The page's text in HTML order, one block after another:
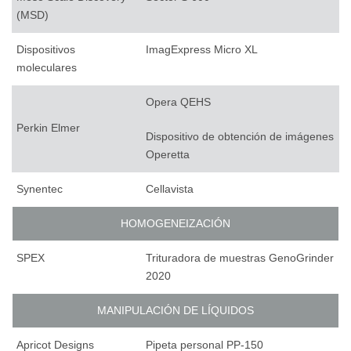
(MSD)
Dispositivos
moleculares
ImagExpress Micro XL
Perkin Elmer
Opera QEHS
Dispositivo de obtención de imágenes
Operetta
Synentec Cellavista
HOMOGENEIZACIÓN
SPEX
Trituradora de muestras GenoGrinder
2020
MANIPULACIÓN DE LÍQUIDOS
Apricot Designs Pipeta personal PP-150